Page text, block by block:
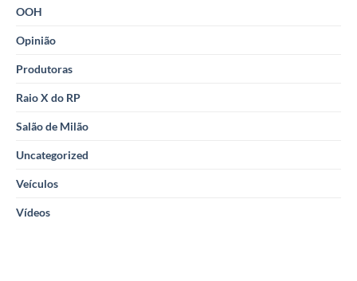
OOH
Opinião
Produtoras
Raio X do RP
Salão de Milão
Uncategorized
Veículos
Vídeos